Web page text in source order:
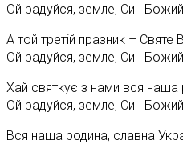
Ой радуйся, земле, Син
А той третій празник –
Ой радуйся, земле, Син
Хай святкує з нами вся наша
Ой радуйся, земле, Син
Вся наша родина, славна